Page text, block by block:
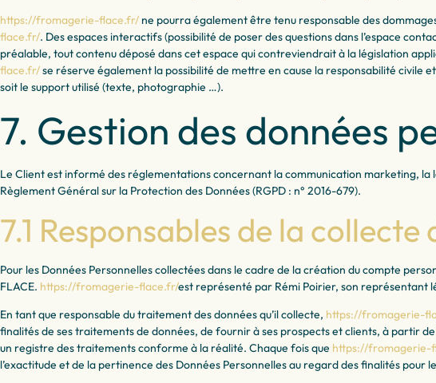
https://fromagerie-flace.fr/ ne pourra également être tenu responsable des
flace.fr/. Des espaces interactifs (possibilité de poser des questions dans l’espace
préalable, tout contenu déposé dans cet espace qui contreviendrait à la législation
flace.fr/se réserve également la possibilité de mettre en cause la responsabilité civile
soit le support utilisé (texte, photographie …).
7. Gestion des données
Le Client est informé des réglementations concernant la communication marketing, la
Règlement Général sur la Protection des Données (RGPD : n° 2016-679).
7.1 Responsables de la
Pour les Données Personnelles collectées dans le cadre de la création du compte
FLACE. https://fromagerie-flace.fr/est représenté par Rémi Poirier, son représentant
En tant que responsable du traitement des données qu’il collecte, https://fromagerie-
finalités de ses traitements de données, de fournir à ses prospects et clients, à partir
un registre des traitements conforme à la réalité. Chaque fois que https://fromagerie-
l’exactitude et de la pertinence des Données Personnelles au regard des finalités pour